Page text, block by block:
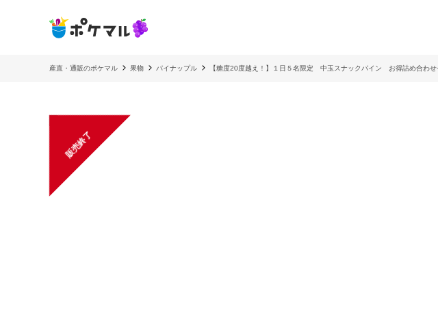
産直・通販のポケマル 果物 パイナップル 【糖度20度越え！】１日５名限定 中玉スナックパイン お得詰め合わせ
販売終了